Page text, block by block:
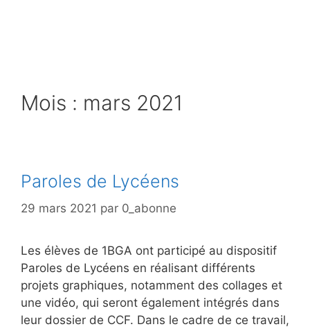
Mois : mars 2021
Paroles de Lycéens
29 mars 2021 par 0_abonne
Les élèves de 1BGA ont participé au dispositif
Paroles de Lycéens en réalisant différents
projets graphiques, notamment des collages et
une vidéo, qui seront également intégrés dans
leur dossier de CCF. Dans le cadre de ce travail,